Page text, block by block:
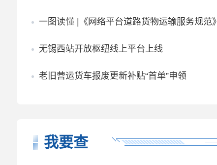
一图读懂 |《网络平台道路货物运输服务规范》
无锡西站开放枢纽线上平台上线
老旧营运货车报废更新补贴“首单”申领
我要查